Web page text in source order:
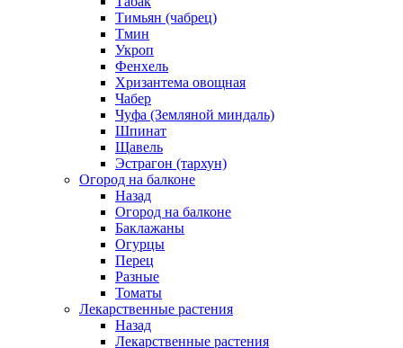
Тимьян (чабрец)
Тмин
Укроп
Фенхель
Хризантема овощная
Чабер
Чуфа (Земляной миндаль)
Шпинат
Щавель
Эстрагон (тархун)
Огород на балконе
Назад
Огород на балконе
Баклажаны
Огурцы
Перец
Разные
Томаты
Лекарственные растения
Назад
Лекарственные растения